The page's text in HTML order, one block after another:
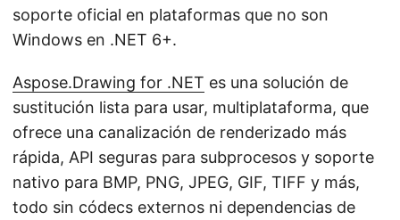
soporte oficial en plataformas que no son
Windows en .NET 6+.
Aspose.Drawing for .NET es una solución de
sustitución lista para usar, multiplataforma, que
ofrece una canalización de renderizado más
rápida, API seguras para subprocesos y soporte
nativo para BMP, PNG, JPEG, GIF, TIFF y más,
todo sin códecs externos ni dependencias de